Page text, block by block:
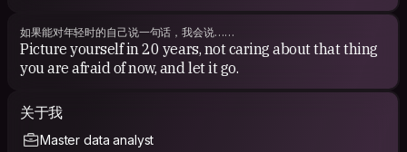
如果能对年轻时的自己说一句话，我会说……
Picture yourself in 20 years, not caring about that thing
you are afraid of now, and let it go.
关于我
Master data analyst